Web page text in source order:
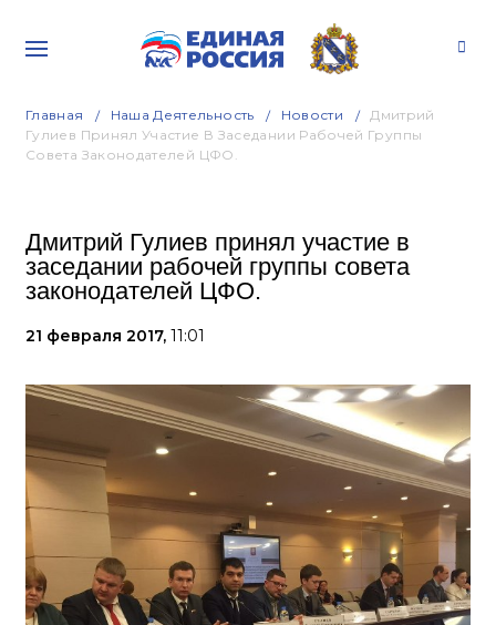
Главная Наша Деятельность Новости
Дмитрий
Гулиев Принял Участие В Заседании Рабочей Группы
Совета Законодателей ЦФО.
Дмитрий Гулиев принял участие в
заседании рабочей группы совета
законодателей ЦФО.
21 февраля 2017, 11:01